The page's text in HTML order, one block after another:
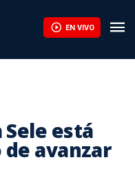
EN VIVO
está
avanzar